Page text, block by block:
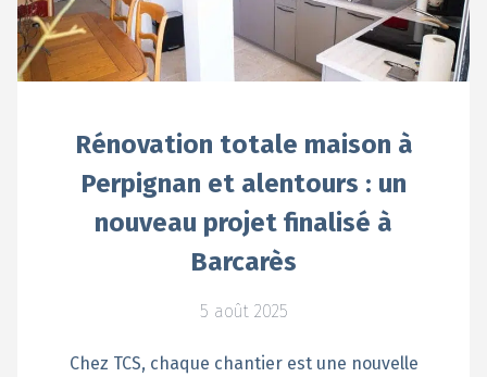
Rénovation totale maison à
Perpignan et alentours : un
nouveau projet finalisé à
Barcarès
5 août 2025
Chez TCS, chaque chantier est une nouvelle